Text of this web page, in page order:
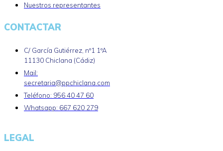
Nuestros representantes
CONTACTAR
C/ García Gutiérrez, nº1 1ºA
11130 Chiclana (Cádiz)
Mail:
secretaria@ppchiclana.com
Teléfono: 956 40 47 60
Whatsapp: 667 620 279
LEGAL